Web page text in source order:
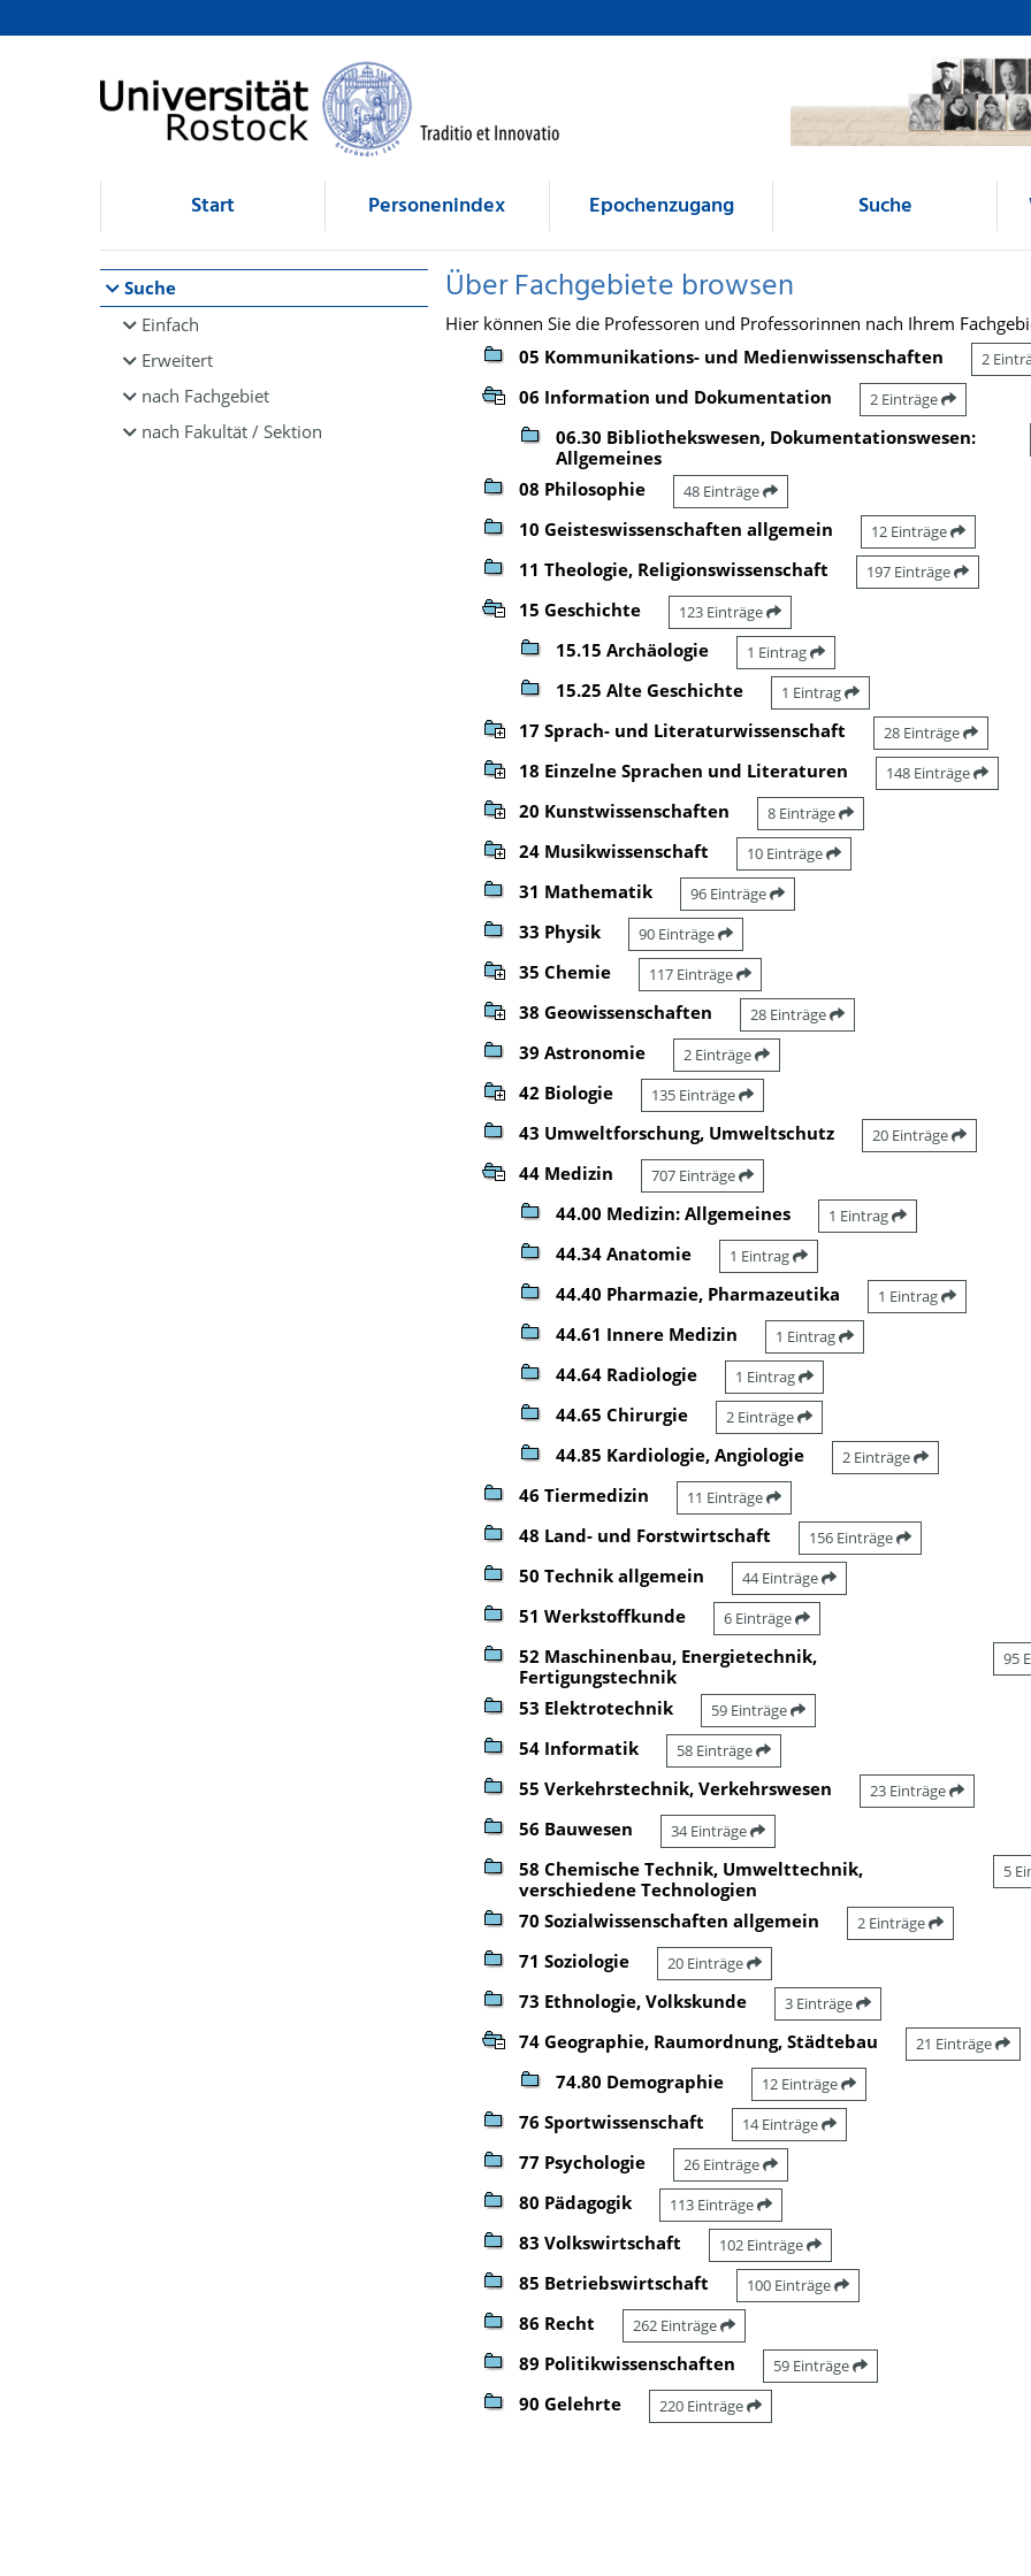
Browsen
direkt zum Inhalt
Start Personenindex Epochenzugang Suche
Suche
Einfach
Erweitert
nach Fachgebiet
nach Fakultät / Sektion
Über Fachgebiete browsen
Hier können Sie die Professoren und Professorinnen nach Ihrem
05 Kommunikations- und Medienwissenschaften
2
06 Information und Dokumentation 2 Einträge
06.30 Bibliothekswesen, Dokumentationswesen:
Allgemeines
08 Philosophie 48 Einträge
10 Geisteswissenschaften allgemein 12 Einträge
11 Theologie, Religionswissenschaft 197 Einträge
15 Geschichte 123 Einträge
15.15 Archäologie 1 Eintrag
15.25 Alte Geschichte 1 Eintrag
17 Sprach- und Literaturwissenschaft 28 Einträge
18 Einzelne Sprachen und Literaturen 148 Einträge
20 Kunstwissenschaften 8 Einträge
24 Musikwissenschaft 10 Einträge
31 Mathematik 96 Einträge
33 Physik 90 Einträge
35 Chemie 117 Einträge
38 Geowissenschaften 28 Einträge
39 Astronomie 2 Einträge
42 Biologie 135 Einträge
43 Umweltforschung, Umweltschutz 20 Einträge
44 Medizin 707 Einträge
44.00 Medizin: Allgemeines 1 Eintrag
44.34 Anatomie 1 Eintrag
44.40 Pharmazie, Pharmazeutika 1 Eintrag
44.61 Innere Medizin 1 Eintrag
44.64 Radiologie 1 Eintrag
44.65 Chirurgie 2 Einträge
44.85 Kardiologie, Angiologie 2 Einträge
46 Tiermedizin 11 Einträge
48 Land- und Forstwirtschaft 156 Einträge
50 Technik allgemein 44 Einträge
51 Werkstoffkunde 6 Einträge
52 Maschinenbau, Energietechnik,
Fertigungstechnik
95
53 Elektrotechnik 59 Einträge
54 Informatik 58 Einträge
55 Verkehrstechnik, Verkehrswesen 23 Einträge
56 Bauwesen 34 Einträge
58 Chemische Technik, Umwelttechnik,
verschiedene Technologien
5
70 Sozialwissenschaften allgemein 2 Einträge
71 Soziologie 20 Einträge
73 Ethnologie, Volkskunde 3 Einträge
74 Geographie, Raumordnung, Städtebau 21 Einträge
74.80 Demographie 12 Einträge
76 Sportwissenschaft 14 Einträge
77 Psychologie 26 Einträge
80 Pädagogik 113 Einträge
83 Volkswirtschaft 102 Einträge
85 Betriebswirtschaft 100 Einträge
86 Recht 262 Einträge
89 Politikwissenschaften 59 Einträge
90 Gelehrte 220 Einträge